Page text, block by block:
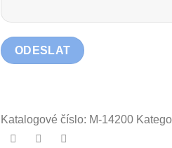
Katalogové číslo: M-14200